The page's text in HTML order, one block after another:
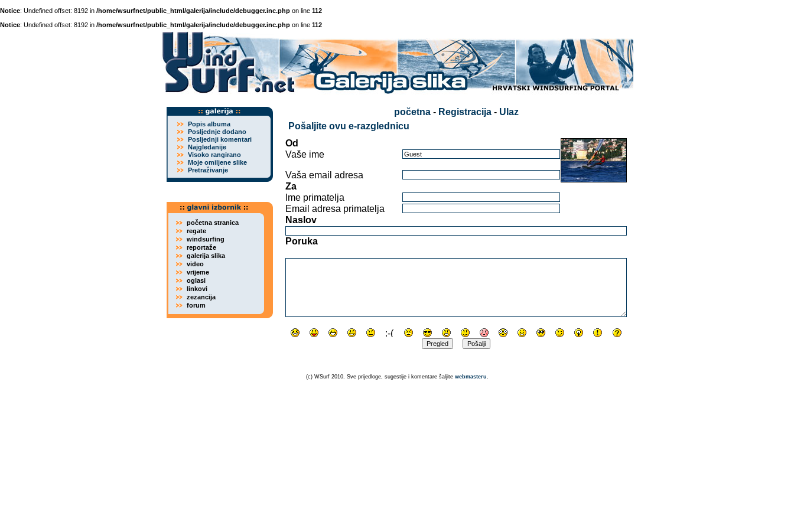
Notice: Undefined offset: 8192 in /home/wsurfnet/public_html/galerija/include/debugger.inc.php on line 112
Notice: Undefined offset: 8192 in /home/wsurfnet/public_html/galerija/include/debugger.inc.php on line 112
Popis albuma
Posljednje dodano
Posljednji komentari
Najgledanije
Visoko rangirano
Moje omiljene slike
Pretraživanje
početna stranica
regate
windsurfing
reportaže
galerija slika
video
vrijeme
oglasi
linkovi
zezancija
forum
početna- Registracija- Ulaz
Pošaljite ovu e-razglednicu
Od
Vaše ime
Vaša email adresa
Za
Ime primatelja
Email adresa primatelja
Naslov
Poruka
(c) WSurf 2010. Sve prijedloge, sugestije i komentare šaljite webmasteru